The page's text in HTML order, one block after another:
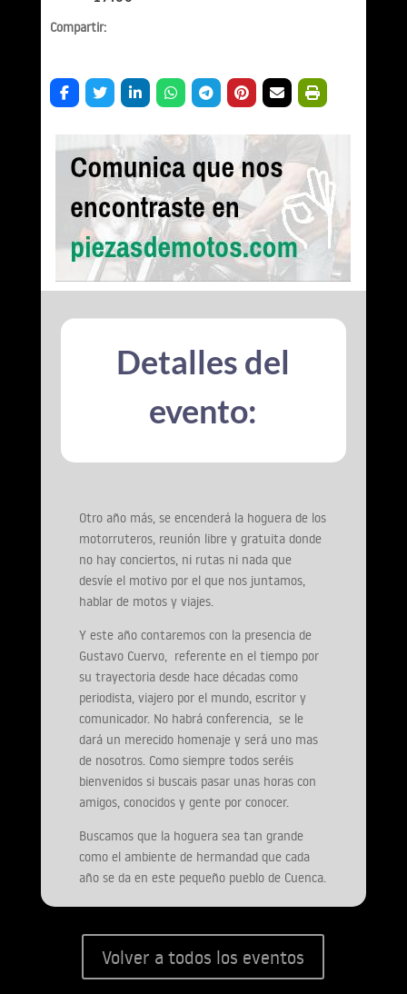
Compartir:
Detalles del
evento:
Otro año más, se encenderá la hoguera de los
motorruteros, reunión libre y gratuita donde
no hay conciertos, ni rutas ni nada que
desvíe el motivo por el que nos juntamos,
hablar de motos y viajes.
Y este año contaremos con la presencia de
Gustavo Cuervo, referente en el tiempo por
su trayectoria desde hace décadas como
periodista, viajero por el mundo, escritor y
comunicador. No habrá conferencia, se le
dará un merecido homenaje y será uno mas
de nosotros. Como siempre todos seréis
bienvenidos si buscais pasar unas horas con
amigos, conocidos y gente por conocer.
Buscamos que la hoguera sea tan grande
como el ambiente de hermandad que cada
año se da en este pequeño pueblo de Cuenca.
Volver a todos los eventos